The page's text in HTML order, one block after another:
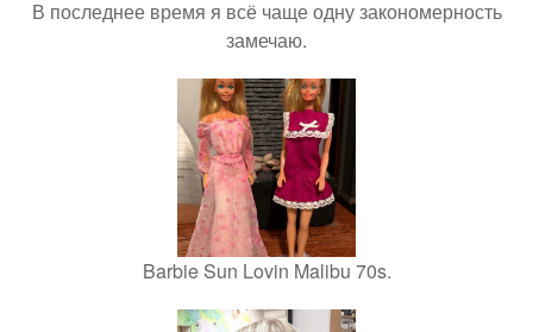
В последнее время я всё чаще одну закономерность
замечаю.
Barbie Sun Lovin Malibu 70s.